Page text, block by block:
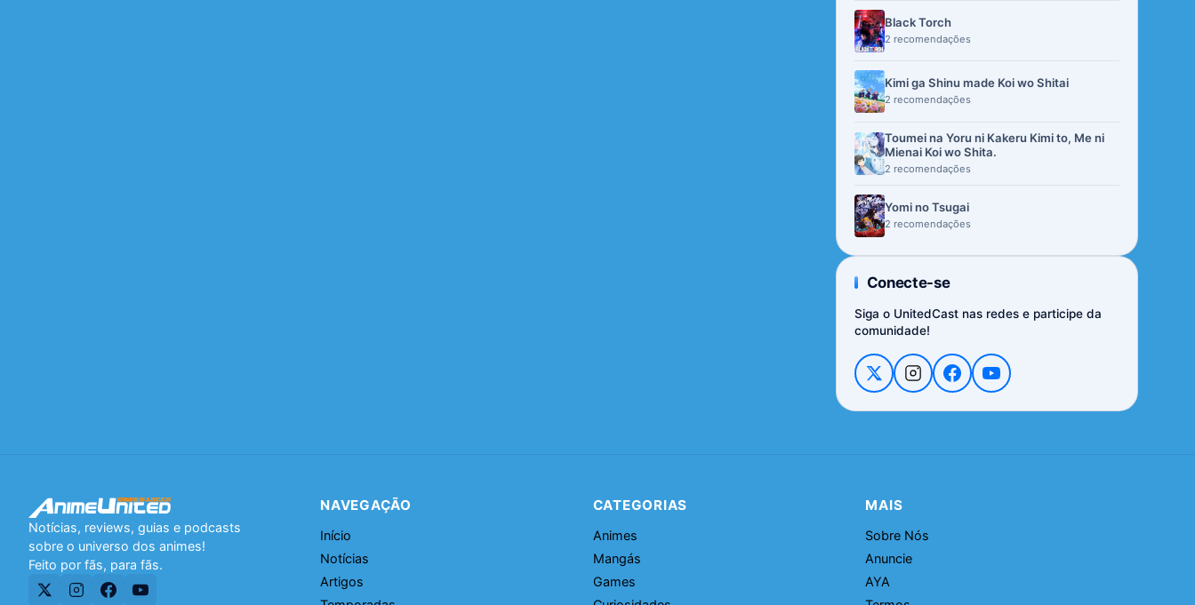
Black Torch
2 recomendações
Kimi ga Shinu made Koi wo Shitai
2 recomendações
Toumei na Yoru ni Kakeru Kimi to, Me ni
Mienai Koi wo Shita.
2 recomendações
Yomi no Tsugai
2 recomendações
Conecte-se
Siga o UnitedCast nas redes e participe da
comunidade!
Notícias, reviews, guias e podcasts
sobre o universo dos animes!
Feito por fãs, para fãs.
NAVEGAÇÃO
Início
Notícias
Artigos
CATEGORIAS
Animes
Mangás
Games
MAIS
Sobre Nós
Anuncie
AYA